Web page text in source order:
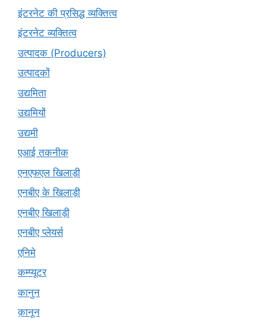
इंटरनेट की प्रसिद्ध व्यक्तित्व
इंटरनेट व्यक्तित्व
उत्पादक (Producers)
उत्पादकों
उद्यमिता
उद्यमियों
उद्यमी
एआई तकनीक
एनएफएल खिलाड़ी
एनबीए के खिलाड़ी
एनबीए खिलाड़ी
एनबीए प्लेयर्स
एनिमे
कम्प्यूटर
कानुन
क़ानून